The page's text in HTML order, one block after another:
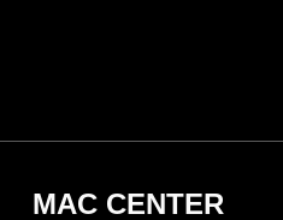
MAC CENTER